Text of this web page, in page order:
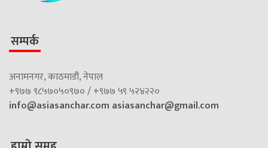
सम्पर्क
अनामनगर, काठमाडौं, नेपाल
+९७७ ९८५७०५०९७० / +९७७ ५९ ५२४२२०
info@asiasanchar.com asiasanchar@gmail.com